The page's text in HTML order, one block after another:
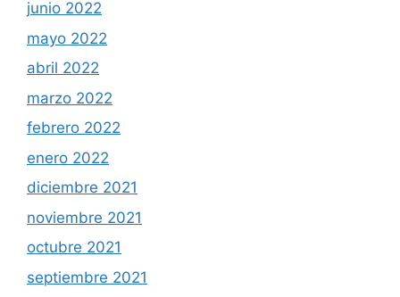
junio 2022
mayo 2022
abril 2022
marzo 2022
febrero 2022
enero 2022
diciembre 2021
noviembre 2021
octubre 2021
septiembre 2021